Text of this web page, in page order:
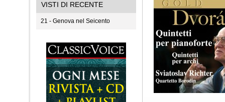
VISTI DI RECENTE
21 - Genova nel Seicento